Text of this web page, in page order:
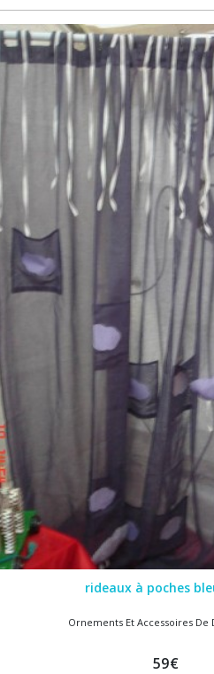
rideaux à poches
Ornements Et Accessoires De
59€